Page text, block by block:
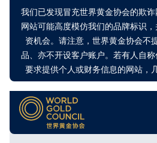
我们已发现冒充世界黄金协会的欺
网站可能高度模仿我们的品牌标识
资机会。请注意，世界黄金协会不
品、亦不开设客户账户。若有人自
要求提供个人或财务信息的网站，